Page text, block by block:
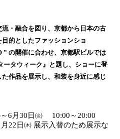
・融合を図り、京都から日本の古
的としたファッションショ
” の開催に合わせ、京都駅ビルでは
ータウィーク』と題し、ショーに登
作品を展示し、和装を身近に感じ
～6月30日㈮ 10:00～20:00
展示入替のため展示な